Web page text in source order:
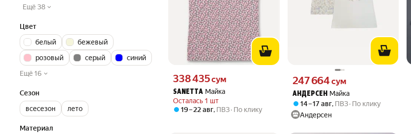
Ещё 38
Цвет
белый
бежевый
розовый
серый
синий
Ещё 16
Сезон
всесезон
лето
Материал
SANETTA Майка
Осталась 1 шт
Цена 338435 сум вместо
338 435сум
19 – 22 авг, ПВЗ По клику
АНДЕРСЕН Майка
Цена 247664 сум вместо
247 664 сум
14 – 17 авг, ПВЗ По клику
Андерсен